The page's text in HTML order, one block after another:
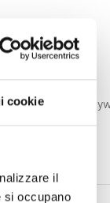
cookie
il
si occupano
it your self?